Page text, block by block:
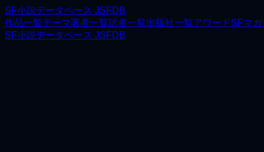
SF小説データベース JSFDB
作品一覧テーマ著者一覧訳者一覧出版社一覧アワードSFマガ
SF小説データベース JSFDB